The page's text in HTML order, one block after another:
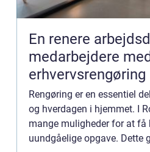
En renere
medarbejdere med
erhvervsrengøring
Rengøring er en essentiel
og hverdagen i hjemmet. I
mange muligheder for at
uundgåelige opgave. Dette